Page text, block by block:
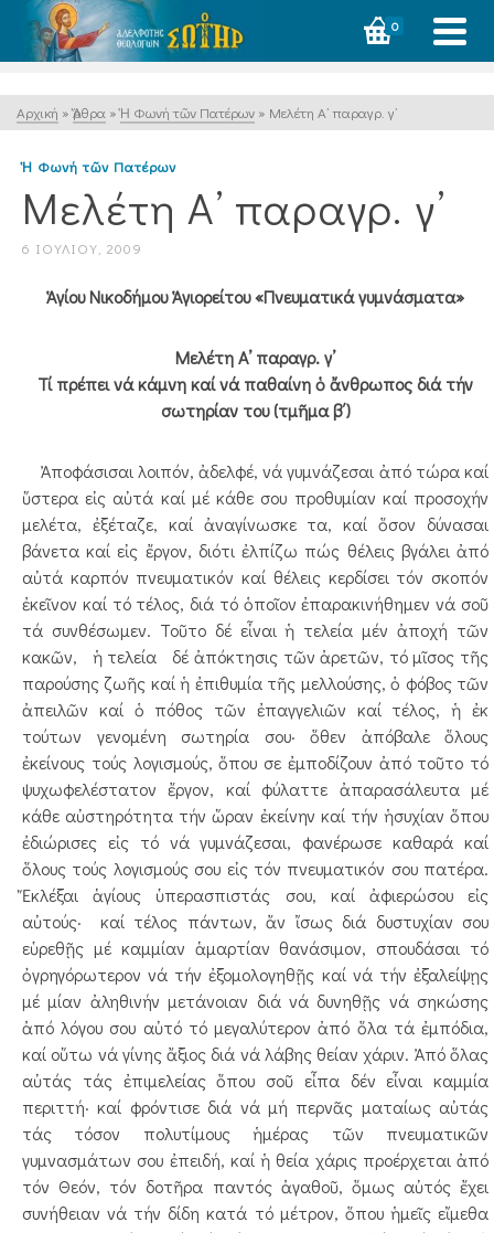
0
Αρχική » Ἄρθρα » Ἡ Φωνή τῶν Πατέρων » Μελέτη Α’ παραγρ. γ’
Ἡ Φωνή τῶν Πατέρων
Μελέτη Α’ παραγρ. γ’
6 ΙΟΥΛΊΟΥ, 2009
Ἁγίου Νικοδήμου Ἁγιορείτου «Πνευματικά γυμνάσματα»
Μελέτη Α’ παραγρ. γ’
Τί πρέπει νά κάμνη καί νά παθαίνη ὁ ἄνθρωπος διά τήν
σωτηρίαν του (τμῆμα β΄)
Ἀποφάσισαι λοιπόν, ἀδελφέ, νά γυμνάζεσαι ἀπό τώρα καί
ὕστερα εἰς αὐτά καί μέ κάθε σου προθυμίαν καί προσοχήν
μελέτα, ἐξέταζε, καί ἀναγίνωσκε τα, καί ὅσον δύνασαι
βάνετα καί εἰς ἔργον, διότι ἐλπίζω πώς θέλεις βγάλει ἀπό
αὐτά καρπόν πνευματικόν καί θέλεις κερδίσει τόν σκοπόν
ἐκεῖνον καί τό τέλος, διά τό ὁποῖον ἐπαρακινήθημεν νά σοῦ
τά συνθέσωμεν. Τοῦτο δέ εἶναι ἡ τελεία μέν ἀποχή τῶν
κακῶν, ἡ τελεία δέ ἀπόκτησις τῶν ἀρετῶν, τό μῖσος τῆς
παρούσης ζωῆς καί ἡ ἐπιθυμία τῆς μελλούσης, ὁ φόβος τῶν
ἀπειλῶν καί ὁ πόθος τῶν ἐπαγγελιῶν καί τέλος, ἡ ἐκ
τούτων γενομένη σωτηρία σου· ὅθεν ἀπόβαλε ὅλους
ἐκείνους τούς λογισμούς, ὅπου σε ἐμποδίζουν ἀπό τοῦτο τό
ψυχωφελέστατον ἔργον, καί φύλαττε ἀπαρασάλευτα μέ
κάθε αὐστηρότητα τήν ὥραν ἐκείνην καί τήν ἡσυχίαν ὅπου
ἐδιώρισες εἰς τό νά γυμνάζεσαι, φανέρωσε καθαρά καί
ὅλους τούς λογισμούς σου εἰς τόν πνευματικόν σου πατέρα.
Ἔκλέξαι ἁγίους ὑπερασπιστάς σου, καί ἀφιερώσου εἰς
αὐτούς· καί τέλος πάντων, ἄν ἴσως διά δυστυχίαν σου
εὑρεθῇς μέ καμμίαν ἁμαρτίαν θανάσιμον, σπουδάσαι τό
ὀγρηγόρωτερον νά τήν ἐξομολογηθῇς καί νά τήν ἐξαλείψῃς
μέ μίαν ἀληθινήν μετάνοιαν διά νά δυνηθῇς νά σηκώσης
ἀπό λόγου σου αὐτό τό μεγαλύτερον ἀπό ὅλα τά ἐμπόδια,
καί οὕτω νά γίνης ἄξιος διά νά λάβης θείαν χάριν. Ἀπό ὅλας
αὐτάς τάς ἐπιμελείας ὅπου σοῦ εἶπα δέν εἶναι καμμία
περιττή· καί φρόντισε διά νά μή περνᾶς ματαίως αὐτάς
τάς τόσον πολυτίμους ἡμέρας τῶν πνευματικῶν
γυμνασμάτων σου ἐπειδή, καί ἡ θεία χάρις προέρχεται ἀπό
τόν Θεόν, τόν δοτῆρα παντός ἀγαθοῦ, ὅμως αὐτός ἔχει
συνήθειαν νά τήν δίδη κατά τό μέτρον, ὅπου ἡμεῖς εἴμεθα